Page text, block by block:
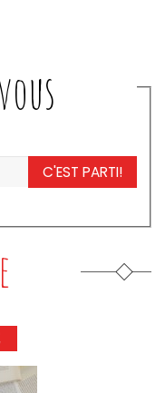
C'EST PARTI!